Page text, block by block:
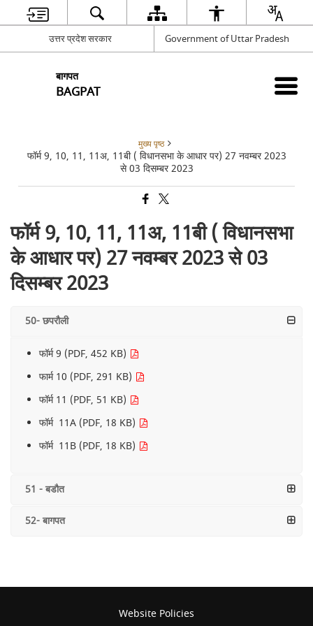
उत्तर प्रदेश सरकार Government of Uttar Pradesh
बागपत
BAGPAT
मुख्य पृष्ठ
फॉर्म 9, 10, 11, 11अ, 11बी ( विधानसभा के आधार पर) 27 नवम्बर 2023
से 03 दिसम्बर 2023
फॉर्म 9, 10, 11, 11अ, 11बी ( विधानसभा
के आधार पर) 27 नवम्बर 2023 से 03
दिसम्बर 2023
50- छपरौली
फॉर्म 9 (PDF, 452 KB)
फार्म 10 (PDF, 291 KB)
फॉर्म 11 (PDF, 51 KB)
फॉर्म 11A (PDF, 18 KB)
फॉर्म 11B (PDF, 18 KB)
51 - बडौत
52- बागपत
Website Policies